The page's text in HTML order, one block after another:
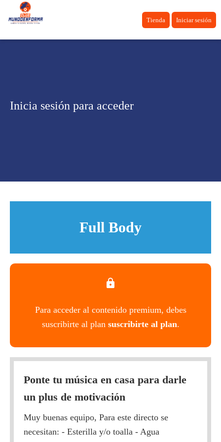
Tienda Iniciar sesión
Inicia sesión para acceder
Full Body
Para acceder al contenido premium, debes
suscribirte al plan suscribirte al plan.
Ponte tu música en casa para darle
un plus de motivación
Muy buenas equipo, Para este directo se
necesitan: - Esterilla y/o toalla - Agua